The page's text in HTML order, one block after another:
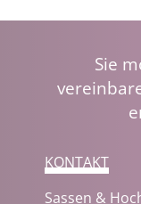
Sie
KONTAKT
Sassen &